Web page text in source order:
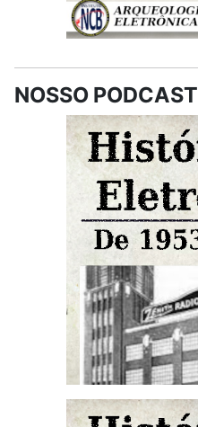
NOSSO PODCAST